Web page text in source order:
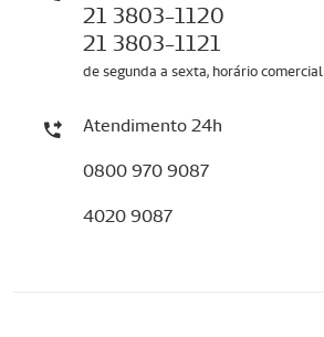
21 3803-1120
21 3803-1121
de segunda a sexta, horário comercial
Atendimento 24h
0800 970 9087
4020 9087